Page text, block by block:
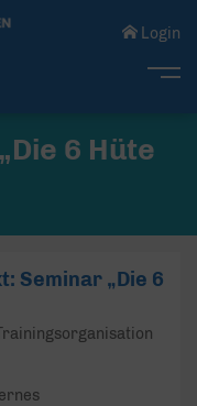
Login
6 Hüte
Seminar „Die 6